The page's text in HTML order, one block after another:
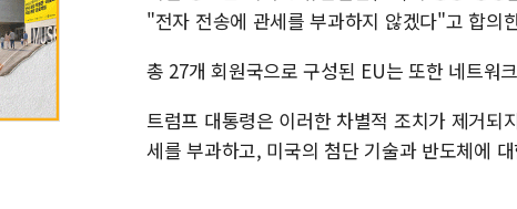
"전자 전송에 관세를 부과하지 않겠다"고 합의
총 27개 회원국으로 구성된 EU는 또한 네트워
트럼프 대통령은 이러한 차별적 조치가 제거
세를 부과하고, 미국의 첨단 기술과 반도체에